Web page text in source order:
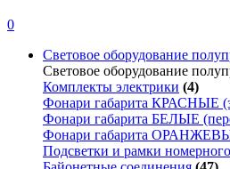
0
Световое оборудование
Световое оборудование
Комплекты электрики (4)
Фонари габарита КРАСНЫЕ
Фонари габарита БЕЛЫЕ
Фонари габарита
Подсветки и рамки номерного